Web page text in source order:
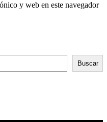
y web en este navegador
Buscar